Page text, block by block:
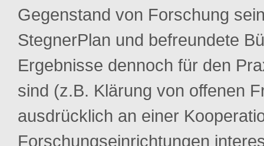
Gegenstand von Forschung
StegnerPlan und befreundete
Ergebnisse dennoch für den
sind (z.B. Klärung von offenen
ausdrücklich an einer
Forschungseinrichtungen